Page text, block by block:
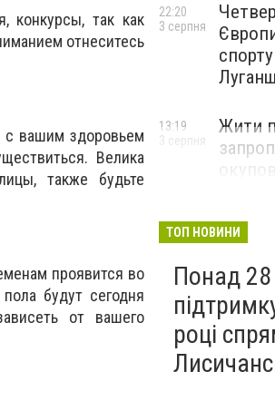
конкурсы, так как
отнеситесь
с вашим здоровьем
Велика
также будьте
проявится во
будут сегодня
от вашего
22:20
3 серпня
Жити
13:19
3 серпня
ТОП НОВИНИ
Понад
році